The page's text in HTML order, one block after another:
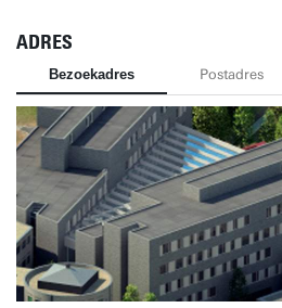
ADRES
Bezoekadres Postadres